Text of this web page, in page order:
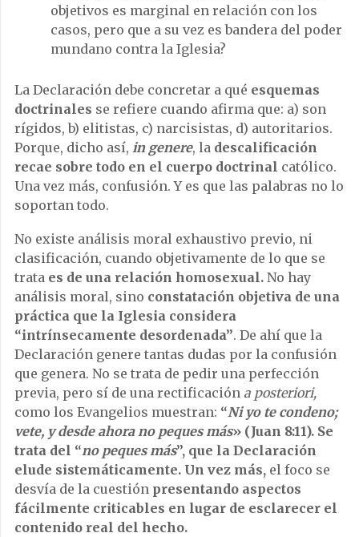
objetivos es marginal en relación con los
casos, pero que a su vez es bandera del poder
mundano contra la Iglesia?
La Declaración debe concretar a qué esquemas
doctrinales se refiere cuando afirma que: a) son
rígidos, b) elitistas, c) narcisistas, d) autoritarios.
Porque, dicho así, in genere, la descalificación
recae sobre todo en el cuerpo doctrinal católico.
Una vez más, confusión. Y es que las palabras no lo
soportan todo.
No existe análisis moral exhaustivo previo, ni
clasificación, cuando objetivamente de lo que se
trata es de una relación homosexual. No hay
análisis moral, sino constatación objetiva de una
práctica que la Iglesia considera
“intrínsecamente desordenada”. De ahí que la
Declaración genere tantas dudas por la confusión
que genera. No se trata de pedir una perfección
previa, pero sí de una rectificación a posteriori,
como los Evangelios muestran: “Ni yo te condeno;
vete, y desde ahora no peques más» (Juan 8:11). Se
trata del “no peques más”, que la Declaración
elude sistemáticamente. Un vez más, el foco se
desvía de la cuestión presentando aspectos
fácilmente criticables en lugar de esclarecer el
contenido real del hecho.